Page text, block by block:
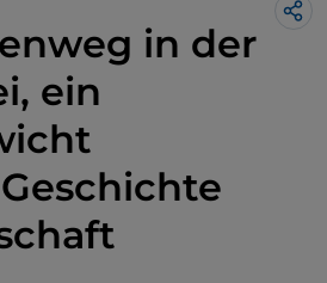
in der
ein